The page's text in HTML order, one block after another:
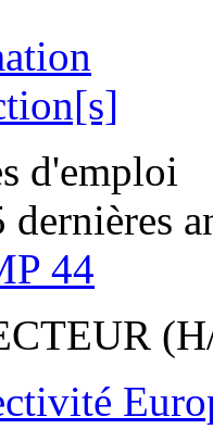
d'emploi
dernières
44